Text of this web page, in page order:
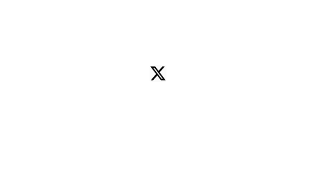
Gt.Vo アオキ Gt. パユむ Ba. タツ